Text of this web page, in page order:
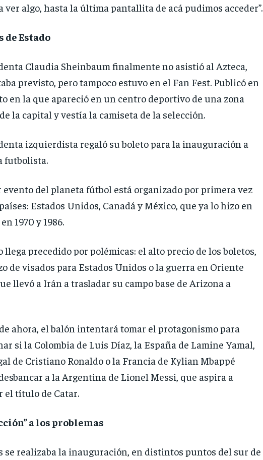
ver algo, hasta la última pantallita de acá pudimos acceder”.
de Estado
Claudia Sheinbaum finalmente no asistió al Azteca,
previsto, pero tampoco estuvo en el Fan Fest. Publicó en
en la que apareció en un centro deportivo de una zona
la capital y vestía la camiseta de la selección.
izquierdista regaló su boleto para la inauguración a
futbolista.
evento del planeta fútbol está organizado por primera vez
Estados Unidos, Canadá y México, que ya lo hizo en
1970 y 1986.
llega precedido por polémicas: el alto precio de los boletos,
de visados para Estados Unidos o la guerra en Oriente
llevó a Irán a trasladar su campo base de Arizona a
ahora, el balón intentará tomar el protagonismo para
si la Colombia de Luis Díaz, la España de Lamine Yamal,
de Cristiano Ronaldo o la Francia de Kylian Mbappé
a la Argentina de Lionel Messi, que aspira a
el título de Catar.
a los problemas
se realizaba la inauguración, en distintos puntos del sur de